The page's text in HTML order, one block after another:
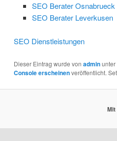
SEO Berater Osnabrueck
SEO Berater Leverkusen
SEO Dienstleistungen
Dieser Eintrag wurde von adminunter
Console erscheinenveröffentlicht.